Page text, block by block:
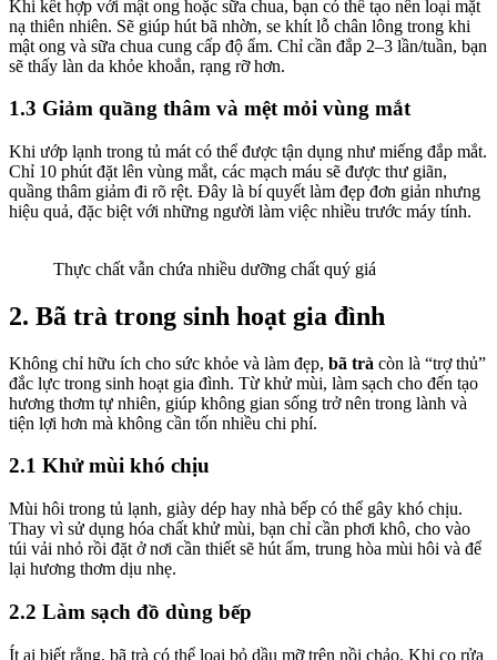
Khi kết hợp với mật ong hoặc sữa chua, bạn có thể tạo nên loại mặt
nạ thiên nhiên. Sẽ giúp hút bã nhờn, se khít lỗ chân lông trong khi
mật ong và sữa chua cung cấp độ ẩm. Chỉ cần đắp 2–3 lần/tuần, bạn
sẽ thấy làn da khỏe khoắn, rạng rỡ hơn.
1.3 Giảm quầng thâm và mệt mỏi vùng mắt
Khi ướp lạnh trong tủ mát có thể được tận dụng như miếng đắp mắt.
Chỉ 10 phút đặt lên vùng mắt, các mạch máu sẽ được thư giãn,
quầng thâm giảm đi rõ rệt. Đây là bí quyết làm đẹp đơn giản nhưng
hiệu quả, đặc biệt với những người làm việc nhiều trước máy tính.
Thực chất vẫn chứa nhiều dưỡng chất quý giá
2. Bã trà trong sinh hoạt gia đình
Không chỉ hữu ích cho sức khỏe và làm đẹp, bã trà còn là “trợ thủ”
đắc lực trong sinh hoạt gia đình. Từ khử mùi, làm sạch cho đến tạo
hương thơm tự nhiên, giúp không gian sống trở nên trong lành và
tiện lợi hơn mà không cần tốn nhiều chi phí.
2.1 Khử mùi khó chịu
Mùi hôi trong tủ lạnh, giày dép hay nhà bếp có thể gây khó chịu.
Thay vì sử dụng hóa chất khử mùi, bạn chỉ cần phơi khô, cho vào
túi vải nhỏ rồi đặt ở nơi cần thiết sẽ hút ẩm, trung hòa mùi hôi và để
lại hương thơm dịu nhẹ.
2.2 Làm sạch đồ dùng bếp
Ít ai biết rằng, bã trà có thể loại bỏ dầu mỡ trên nồi chảo. Khi cọ rửa